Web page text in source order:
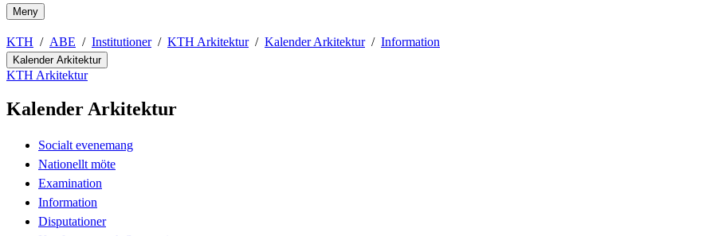
Meny
KTH ABE Institutioner KTH Arkitektur Kalender Arkitektur Information
Kalender Arkitektur
KTH Arkitektur
Kalender Arkitektur
Socialt evenemang
Nationellt möte
Examination
Information
Disputationer